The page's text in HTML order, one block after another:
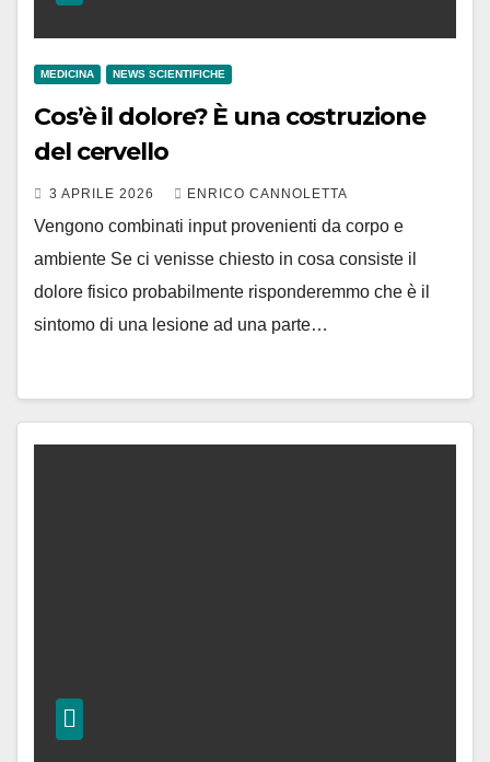
MEDICINA NEWS SCIENTIFICHE
Cos’è il dolore? È una costruzione
del cervello
3 APRILE 2026 ENRICO CANNOLETTA
Vengono combinati input provenienti da corpo e
ambiente Se ci venisse chiesto in cosa consiste il
dolore fisico probabilmente risponderemmo che è il
sintomo di una lesione ad una parte…